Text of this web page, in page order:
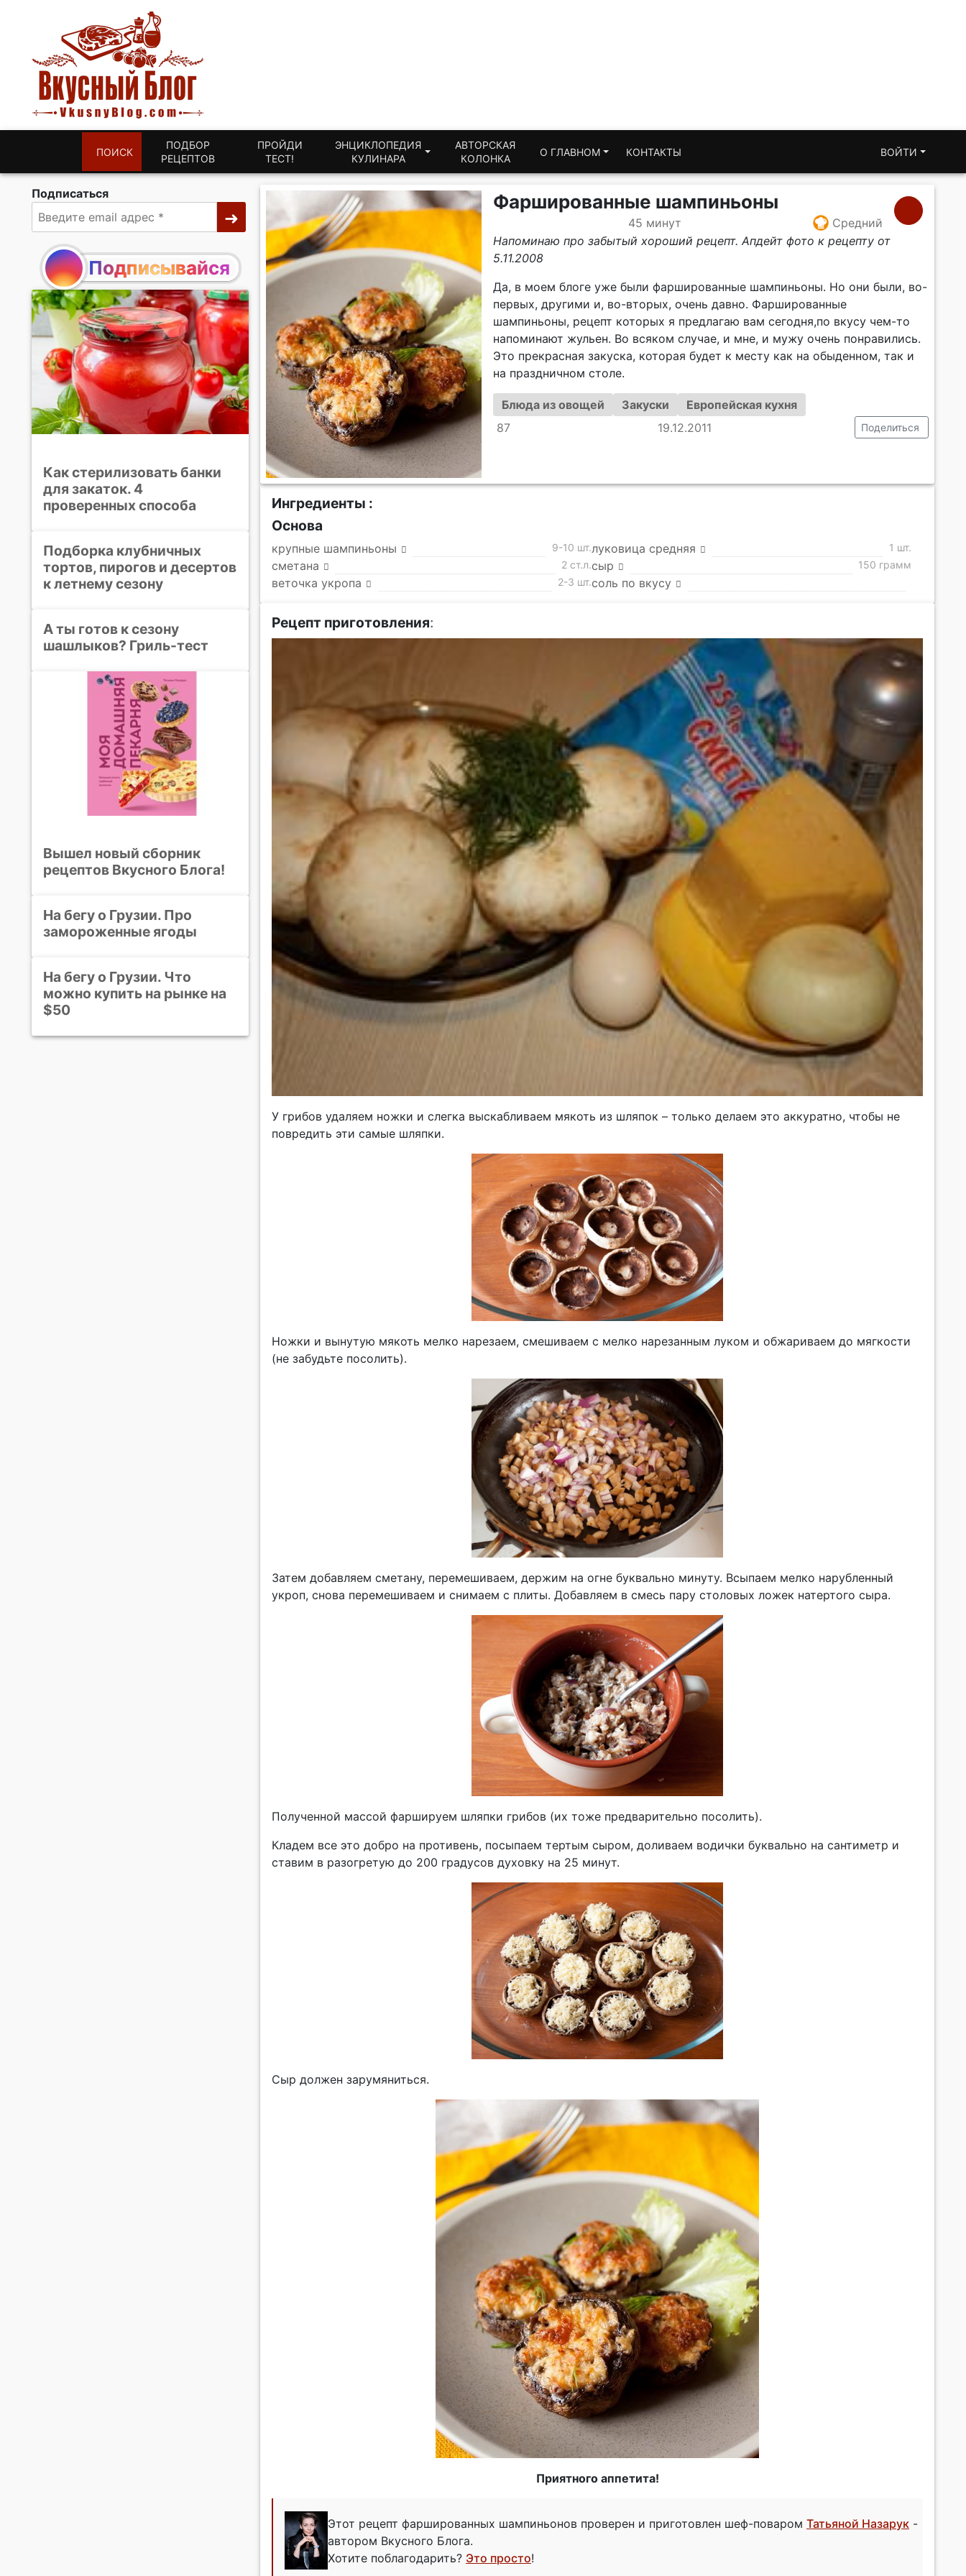
ПОИСК
ПОДБОР
РЕЦЕПТОВ
ПРОЙДИ
ТЕСТ!
ЭНЦИКЛОПЕДИЯ
КУЛИНАРА
АВТОРСКАЯ
КОЛОНКА
О ГЛАВНОМ КОНТАКТЫ ВОЙТИ
Фаршированные шампиньоны
45 минут
Средний
Напоминаю про забытый хороший рецепт. Апдейт фото к рецепту от
5.11.2008
Да, в моем блоге уже были фаршированные шампиньоны. Но они были, во-
первых, другими и, во-вторых, очень давно. Фаршированные
шампиньоны, рецепт которых я предлагаю вам сегодня,по вкусу чем-то
напоминают жульен. Во всяком случае, и мне, и мужу очень понравились.
Это прекрасная закуска, которая будет к месту как на обыденном, так и
на праздничном столе.
Блюда из овощей Закуски
Европейская кухня
87
19.12.2011 Поделиться
Ингредиенты :
Основа
крупные шампиньоны 9-10 шт.луковица средняя 1 шт.
сметана 2 ст.л.сыр 150 грамм
веточка укропа 2-3 шт.соль по вкусу
Рецепт приготовления:
У грибов удаляем ножки и слегка выскабливаем мякоть из шляпок – только делаем это аккуратно, чтобы не
повредить эти самые шляпки.
Ножки и вынутую мякоть мелко нарезаем, смешиваем с мелко нарезанным луком и обжариваем до мягкости
(не забудьте посолить).
Затем добавляем сметану, перемешиваем, держим на огне буквально минуту. Всыпаем мелко нарубленный
укроп, снова перемешиваем и снимаем с плиты. Добавляем в смесь пару столовых ложек натертого сыра.
Полученной массой фаршируем шляпки грибов (их тоже предварительно посолить).
Кладем все это добро на противень, посыпаем тертым сыром, доливаем водички буквально на сантиметр и
ставим в разогретую до 200 градусов духовку на 25 минут.
Сыр должен зарумяниться.
Приятного аппетита!
Этот рецепт фаршированных шампиньонов проверен и приготовлен шеф-поваром Татьяной Назарук -
автором Вкусного Блога.
Хотите поблагодарить? Это просто!
Подписаться
Подписывайся
Как стерилизовать банки
для закаток. 4
проверенных способа
Подборка клубничных
тортов, пирогов и десертов
к летнему сезону
А ты готов к сезону
шашлыков? Гриль-тест
Вышел новый сборник
рецептов Вкусного Блога!
На бегу о Грузии. Про
замороженные ягоды
На бегу о Грузии. Что
можно купить на рынке на
$50